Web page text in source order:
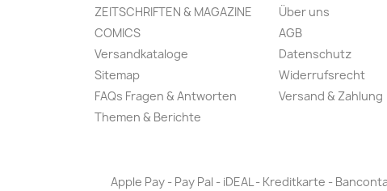
ZEITSCHRIFTEN & MAGAZINE
COMICS
Versandkataloge
Sitemap
FAQs Fragen & Antworten
Themen & Berichte
Über uns
AGB
Datenschutz
Widerrufsrecht
Versand & Zahlung
Apple Pay - Pay Pal - iDEAL - Kreditkarte -